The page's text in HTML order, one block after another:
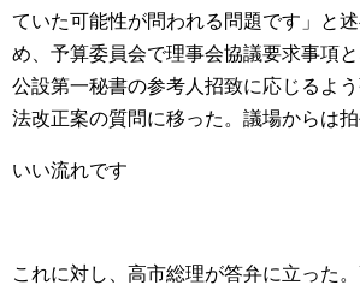
ていた可能性が問われる問題です」と
め、予算委員会で理事会協議要求事項
公設第一秘書の参考人招致に応じるよ
法改正案の質問に移った。議場からは拍
いい流れです
これに対し、高市総理が答弁に立った